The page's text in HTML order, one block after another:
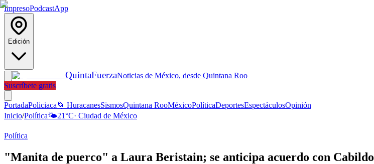
ImpresoPodcastApp
Edición
QuintaFuerzaNoticias de México, desde Quintana Roo
Suscríbete gratis
PortadaPoliciaca 🌀 HuracanesSismosQuintana RooMéxicoPolíticaDeportesEspectáculosOpinión
Inicio/Política🌤️21°C· Ciudad de México
Política
"Manita de puerco" a Laura Beristain; se anticipa acuerdo con Cabildo